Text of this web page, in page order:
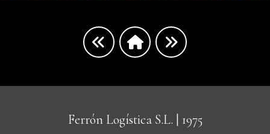
Ferrón Logística S.L. | 1975